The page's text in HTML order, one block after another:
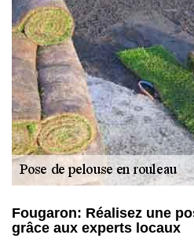
Fougaron: Réalisez une
grâce aux experts locaux